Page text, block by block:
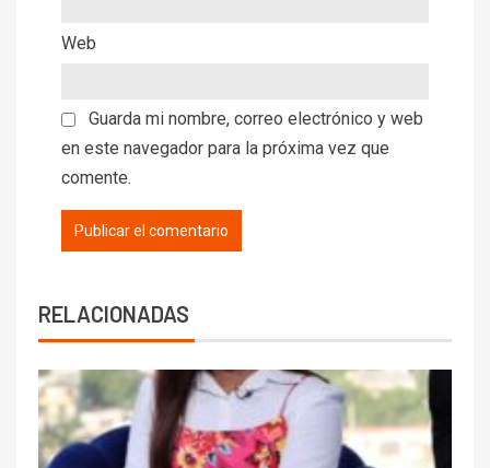
Web
Guarda mi nombre, correo electrónico y web
en este navegador para la próxima vez que
comente.
RELACIONADAS